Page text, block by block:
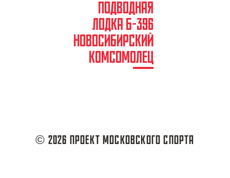
ПОДВОДНАЯ
ЛОДКА Б-396
НОВОСИБИРСКИЙ
КОМСОМОЛЕЦ
© 2026 ПРОЕКТ МОСКОВСКОГО СПОРТА